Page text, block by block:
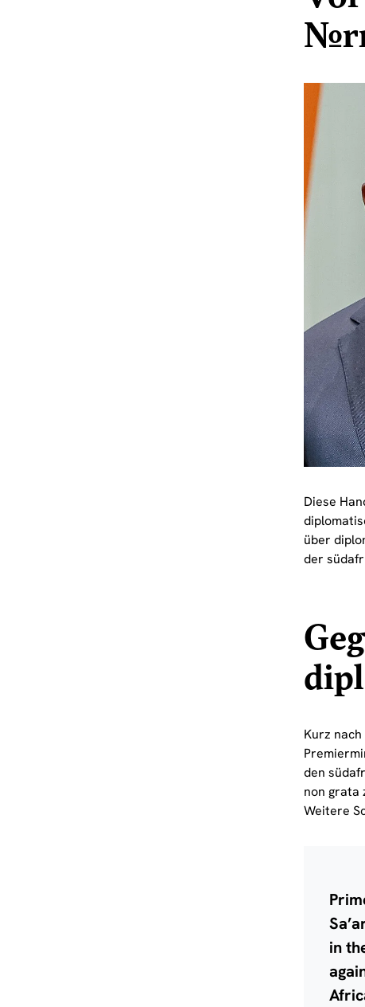
Diese
über
der
Kurz
den
non grata
Weitere
in